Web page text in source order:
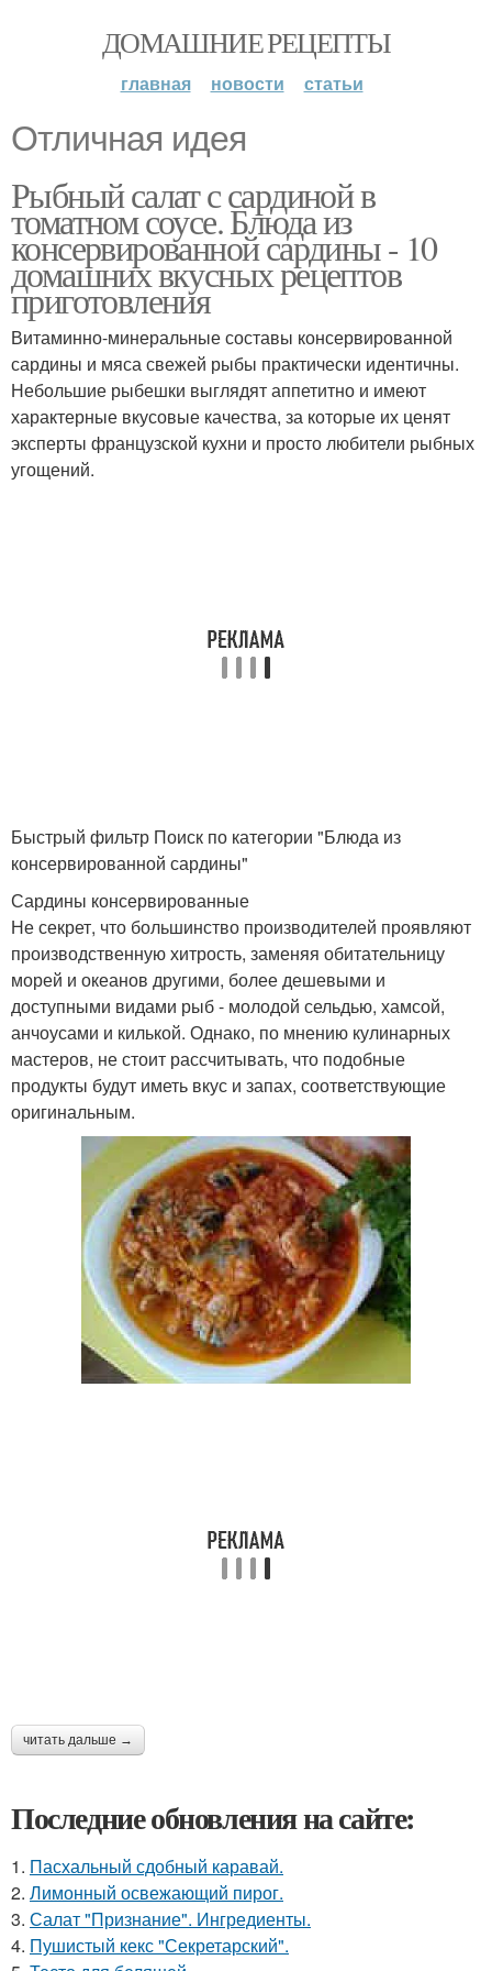
ДОМАШНИЕ РЕЦЕПТЫ
главная новости статьи
Отличная идея
Рыбный салат с сардиной в
томатном соусе. Блюда из
консервированной сардины - 10
домашних вкусных рецептов
приготовления
Витаминно-минеральные составы консервированной
сардины и мяса свежей рыбы практически идентичны.
Небольшие рыбешки выглядят аппетитно и имеют
характерные вкусовые качества, за которые их ценят
эксперты французской кухни и просто любители рыбных
угощений.
Быстрый фильтр Поиск по категории "Блюда из
консервированной сардины"
Сардины консервированные
Не секрет, что большинство производителей проявляют
производственную хитрость, заменяя обитательницу
морей и океанов другими, более дешевыми и
доступными видами рыб - молодой сельдью, хамсой,
анчоусами и килькой. Однако, по мнению кулинарных
мастеров, не стоит рассчитывать, что подобные
продукты будут иметь вкус и запах, соответствующие
оригинальным.
читать дальше →
Последние обновления на сайте:
1. Пасхальный сдобный каравай.
2. Лимонный освежающий пирог.
3. Салат "Признание". Ингредиенты.
4. Пушистый кекс "Секретарский".